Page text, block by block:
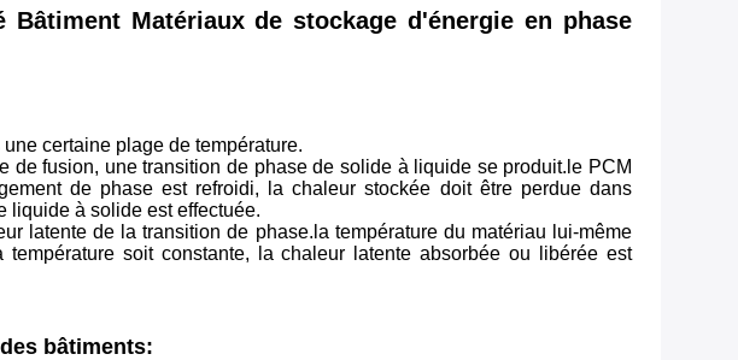
Matériaux de stockage d'énergie en phase
certaine plage de température.
fusion, une transition de phase de solide à liquide se produit.le PCM
de phase est refroidi, la chaleur stockée doit être perdue dans
liquide à solide est effectuée.
latente de la transition de phase.la température du matériau lui-même
soit constante, la chaleur latente absorbée ou libérée est
bâtiments: